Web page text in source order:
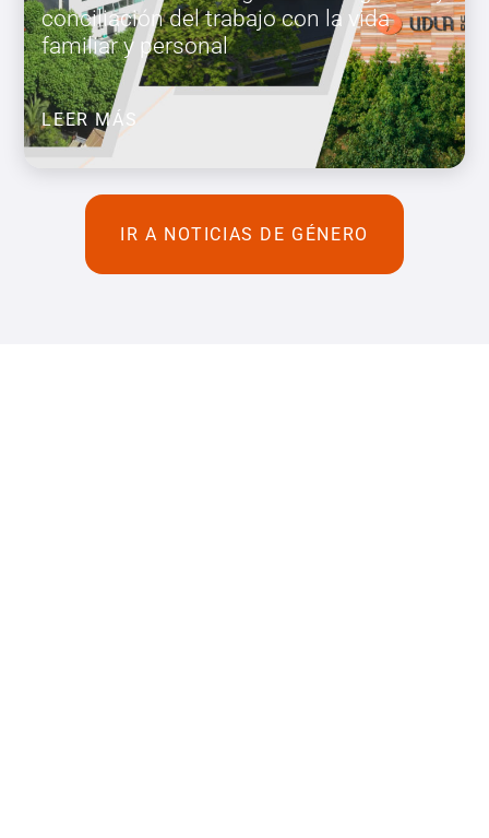
conciliación del trabajo con la vida
familiar y personal
LEER MÁS
IR A NOTICIAS DE GÉNERO